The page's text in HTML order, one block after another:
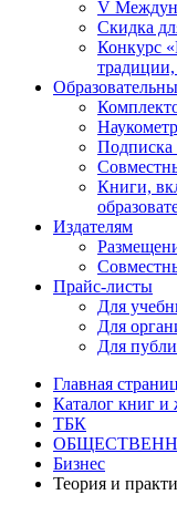
V
Скидка
Конкурс
традиции,
Книги,
Издателям
Прайс-листы
Для
Для
Для
Главная
Каталог книг и
ТБК
Бизнес
Теория и